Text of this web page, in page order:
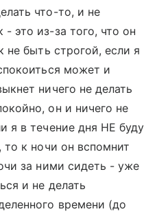
что-то, и не
это из-за того, что он
не быть строгой, если я
может и
ничего не делать
он и ничего не
я в течение дня НЕ буду
то к ночи он вспомнит
за ними сидеть - уже
и не делать
времени (до